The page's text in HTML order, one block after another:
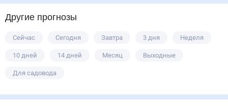
Другие прогнозы
Сейчас Сегодня Завтра 3 дня Неделя
10 дней 14 дней Месяц Выходные
Для садовода